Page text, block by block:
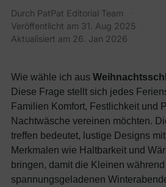
Durch PatPat Editorial Team
Veröffentlicht am 31. Aug 2025
Aktualisiert am 26. Jan 2026
Wie wähle ich aus
Diese Frage stellt sich jedes
Familien Komfort, Festlichkeit und
Nachtwäsche vereinen möchten.
treffen bedeutet, lustige Designs
Merkmalen wie Haltbarkeit und
bringen, damit die Kleinen
spannungsgeladenen